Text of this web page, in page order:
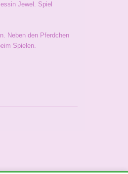
Jewel. Spiel
Neben den Pferdchen
Spielen.